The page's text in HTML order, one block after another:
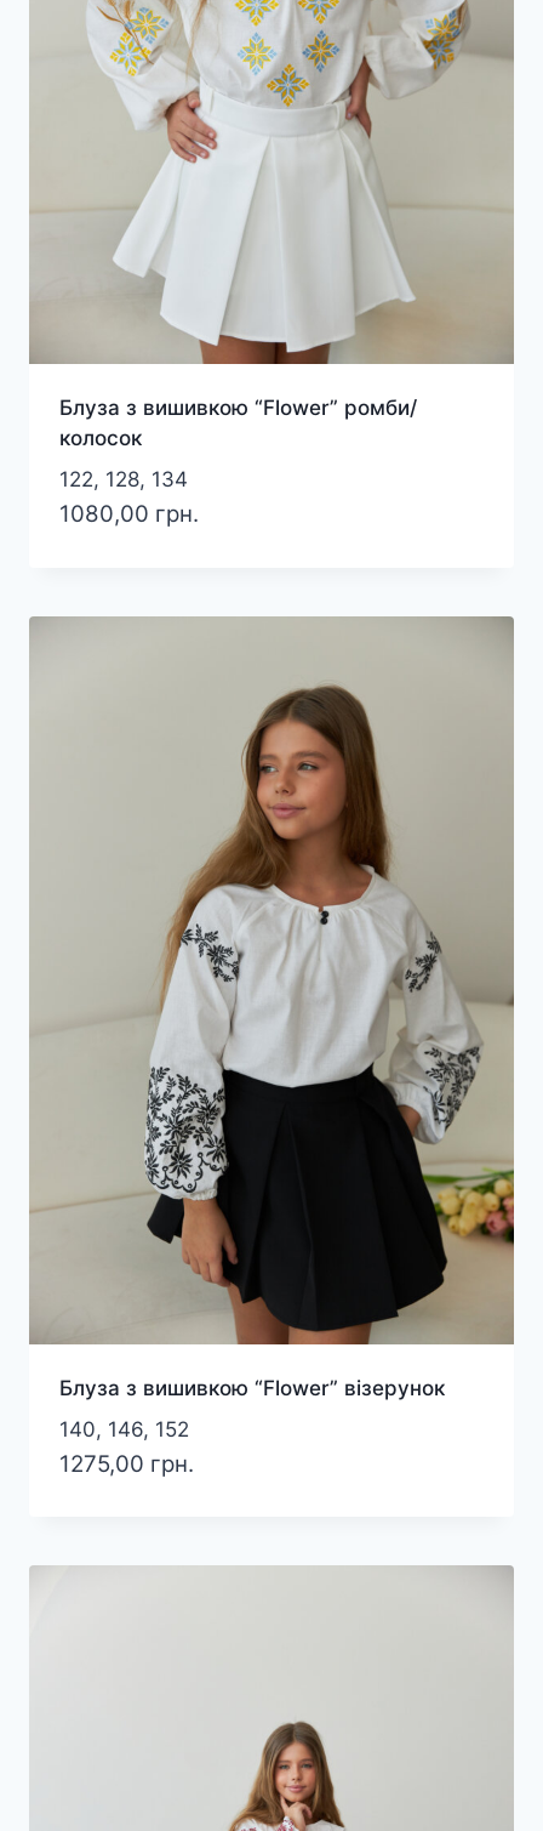
Блуза з вишивкою “Flower” ромби/
колосок
122, 128, 134
1080,00 грн.
Блуза з вишивкою “Flower” візерунок
140, 146, 152
1275,00 грн.